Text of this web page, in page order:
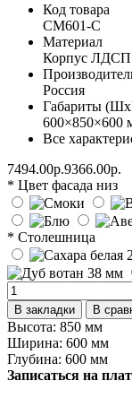
Код товара
СМ601-С
Материал
Корпус
Россия
Габариты
600×850×600
Все
7494.00р.9366.00р.
* Цвет фасада низ
* Столешница
В закладки
В
Высота: 850 мм
Ширина: 600 мм
Глубина: 600 мм
Записаться на